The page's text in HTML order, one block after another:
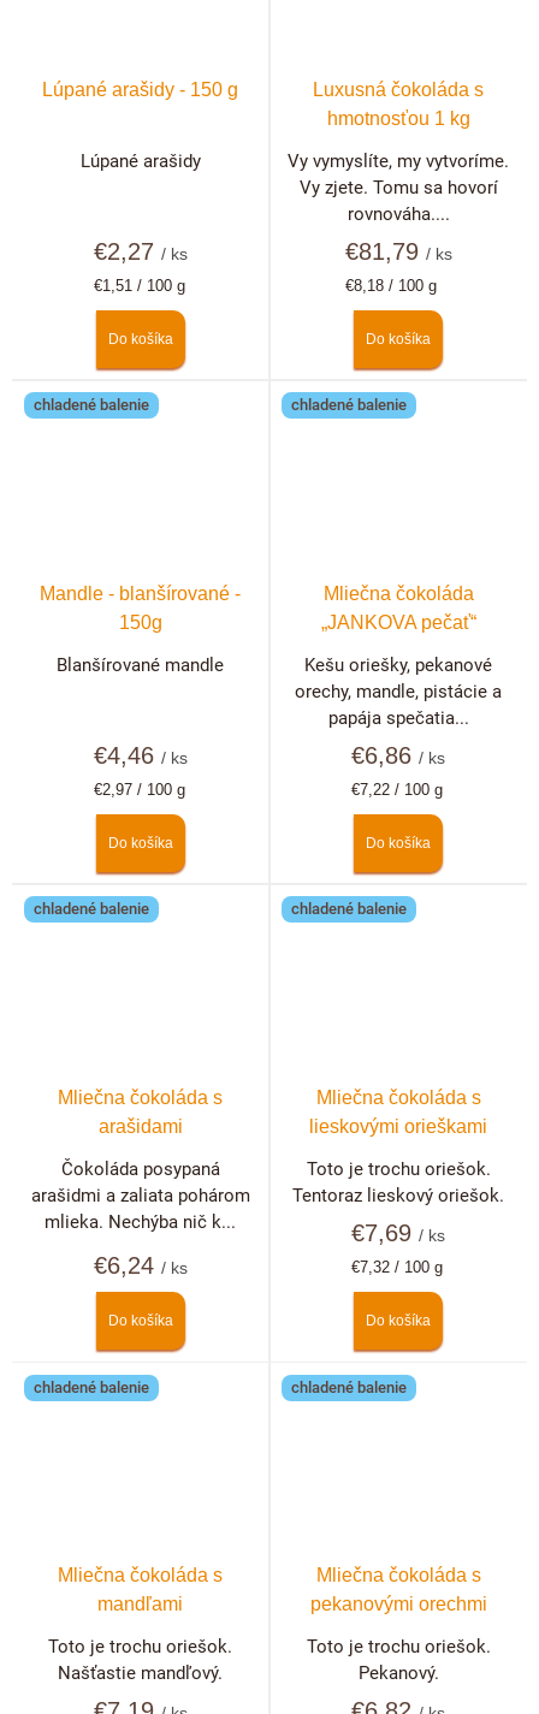
Lúpané arašidy - 150 g
€2,27 / ks
Jednotková
€1,51 / 100 g
Do košíka
Lúpané arašidy
Luxusná čokoláda s
hmotnosťou 1 kg
€81,79 / ks
Jednotková
€8,18 / 100 g
Do košíka
Vy vymyslíte, my vytvoríme.
Vy zjete. Tomu sa hovorí
rovnováha....
chladené balenie
Mandle - blanšírované -
150g
€4,46 / ks
Jednotková
€2,97 / 100 g
Do košíka
Blanšírované mandle
chladené balenie
Mliečna čokoláda
„JANKOVA pečať“
€6,86/ ks
Jednotková
€7,22 / 100 g
Do košíka
Kešu oriešky, pekanové
orechy, mandle, pistácie a
papája spečatia...
chladené balenie
Mliečna čokoláda s
arašidami
€6,24 / ks
Do košíka
Čokoláda posypaná
arašidmi a zaliata pohárom
mlieka. Nechýba nič k...
chladené balenie
Mliečna čokoláda s
lieskovými orieškami
€7,69/ ks
Jednotková
€7,32 / 100 g
Do košíka
Toto je trochu oriešok.
Tentoraz lieskový oriešok.
chladené balenie
Mliečna čokoláda s
mandľami
Toto je trochu oriešok.
Našťastie mandľový.
chladené balenie
Mliečna čokoláda s
pekanovými orechmi
Toto je trochu oriešok.
Pekanový.